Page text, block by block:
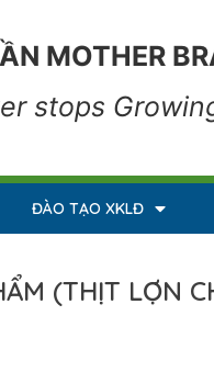
MOTHER
stops
ĐÀO TẠO XKLĐ
(THỊT LỢN